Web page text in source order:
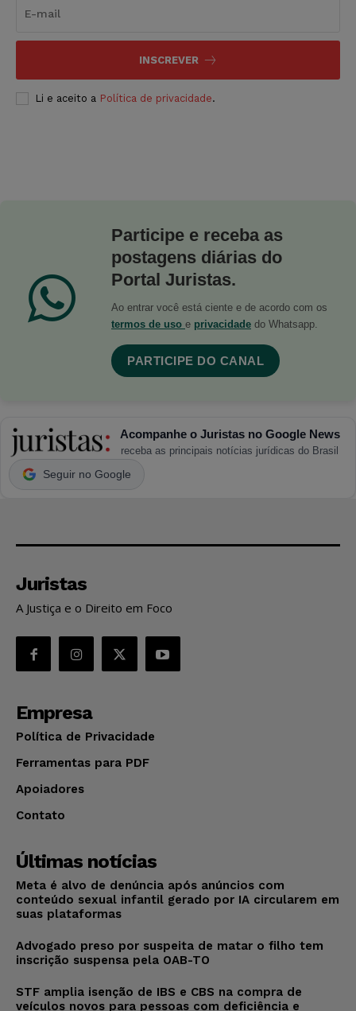
INSCREVER
Li e aceito a Política de privacidade.
Participe e receba as
postagens diárias do
Portal Juristas.
Ao entrar você está ciente e de acordo com os
termos de uso e privacidade do Whatsapp.
PARTICIPE DO CANAL
Acompanhe o Juristas no Google News
receba as principais notícias jurídicas do Brasil
Seguir no Google
Juristas
A Justiça e o Direito em Foco
Empresa
Política de Privacidade
Ferramentas para PDF
Apoiadores
Contato
Últimas notícias
Meta é alvo de denúncia após anúncios com
conteúdo sexual infantil gerado por IA circularem em
suas plataformas
Advogado preso por suspeita de matar o filho tem
inscrição suspensa pela OAB-TO
STF amplia isenção de IBS e CBS na compra de
veículos novos para pessoas com deficiência e